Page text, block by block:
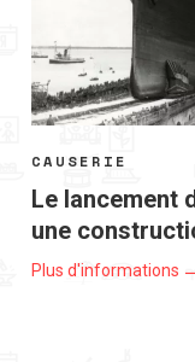
CAUSERIE
Le lancement
une
Plus d'informations